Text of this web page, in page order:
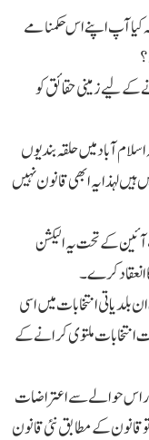
آپ اپنے اس حکمنامے
لیے زمینی حقائق کو
آباد میں حلقہ بندیوں
لہذا یہ ابھی قانون نہیں
آئین کے تحت یہ الیکشن
انعقاد کرے۔
انتخابات میں اسی
ملتوی کرانے کے
اس حوالے سے اعتراضات
قانون کے مطابق نئی قانون